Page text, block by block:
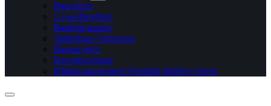
Baugebiet
Gewerbegebiet
Bauleitplanung
Städtebau-Förderung
Bauprojekte
Energiemonitor
Klimamanagement Bündnis Mittlere Geest